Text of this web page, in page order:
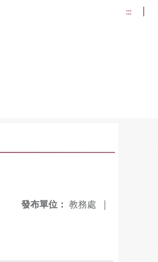
:::
發布單位： 教務處 |